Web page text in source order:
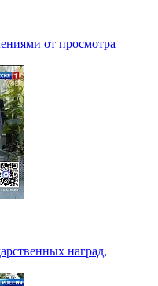
от просмотра
наград,